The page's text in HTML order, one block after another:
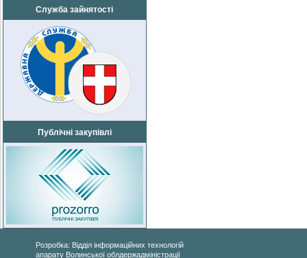
Служба зайнятості
Публічні закупівлі
Розробка: Відділ інформаційних технологій
апарату Волинської облдержадміністрації